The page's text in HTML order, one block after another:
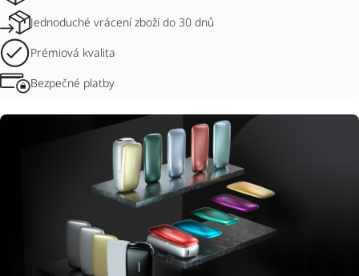
Jednoduché vrácení zboží do 30 dnů
Prémiová kvalita
Bezpečné platby